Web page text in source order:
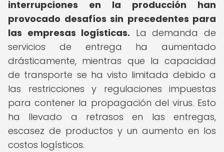
interrupciones en la producción han
provocado desafíos sin precedentes para
las empresas logísticas. La demanda de
servicios de entrega ha aumentado
drásticamente, mientras que la capacidad
de transporte se ha visto limitada debido a
las restricciones y regulaciones impuestas
para contener la propagación del virus. Esto
ha llevado a retrasos en las entregas,
escasez de productos y un aumento en los
costos logísticos.